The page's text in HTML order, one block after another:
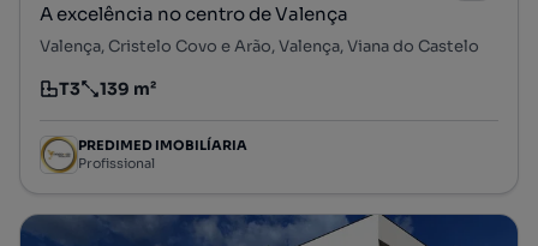
A excelência no centro de Valença
Valença, Cristelo Covo e Arão, Valença, Viana do Castelo
Tipologia
T3
Preço por metro quadrado
139 m²
PREDIMED IMOBILÍARIA
Profissional